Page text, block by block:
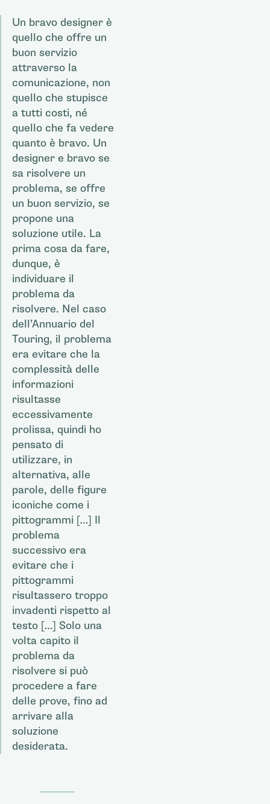
Un bravo designer è
quello che offre un
buon servizio
attraverso la
comunicazione, non
quello che stupisce
a tutti costi, né
quello che fa vedere
quanto è bravo. Un
designer e bravo se
sa risolvere un
problema, se offre
un buon servizio, se
propone una
soluzione utile. La
prima cosa da fare,
dunque, è
individuare il
problema da
risolvere. Nel caso
dell’Annuario del
Touring, il problema
era evitare che la
complessità delle
informazioni
risultasse
eccessivamente
prolissa, quindi ho
pensato di
utilizzare, in
alternativa, alle
parole, delle figure
iconiche come i
pittogrammi […] Il
problema
successivo era
evitare che i
pittogrammi
risultassero troppo
invadenti rispetto al
testo […] Solo una
volta capito il
problema da
risolvere si può
procedere a fare
delle prove, fino ad
arrivare alla
soluzione
desiderata.